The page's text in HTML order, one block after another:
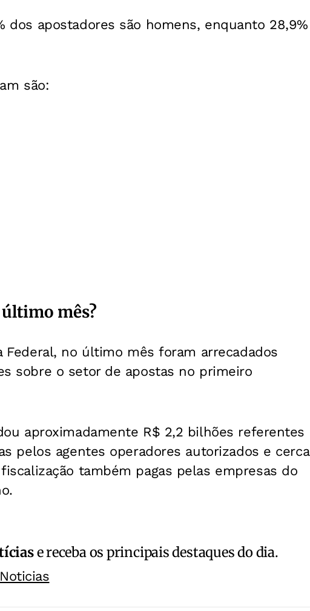
dos apostadores são homens, enquanto 28,9%
são:
mês?
Federal, no último mês foram arrecadados
sobre o setor de apostas no primeiro
aproximadamente R$ 2,2 bilhões referentes
pelos agentes operadores autorizados e cerca
também pagas pelas empresas do
e receba os principais destaques do dia.